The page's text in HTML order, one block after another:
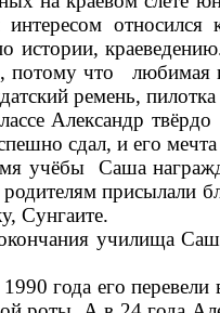
относился
истории,
потому что любимая
ремень,
Александр твёрдо
сдал, и его мечта
Саша
присылали
Сунгаите.
училища Саша
года его перевели в